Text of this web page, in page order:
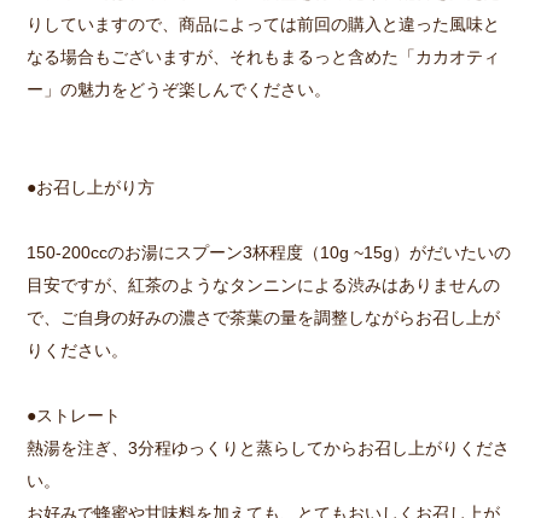
りしていますので、商品によっては前回の購入と違った風味と
なる場合もございますが、それもまるっと含めた「カカオティ
ー」の魅力をどうぞ楽しんでください。
●お召し上がり方
150-200ccのお湯にスプーン3杯程度（10g ~15g）がだいたいの
目安ですが、紅茶のようなタンニンによる渋みはありませんの
で、ご自身の好みの濃さで茶葉の量を調整しながらお召し上が
りください。
●ストレート
熱湯を注ぎ、3分程ゆっくりと蒸らしてからお召し上がりくださ
い。
お好みで蜂蜜や甘味料を加えても、とてもおいしくお召し上が